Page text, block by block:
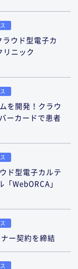
ウド型電子カ
リニック
を開発！クラウ
ーカードで患者
ド型電子カルテ
「WebORCA」
ー契約を締結